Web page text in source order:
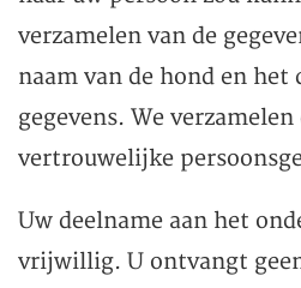
verzamelen van de
naam van de hond en
gegevens. We verzamelen
vertrouwelijke
Uw deelname aan het
vrijwillig. U ontvangt